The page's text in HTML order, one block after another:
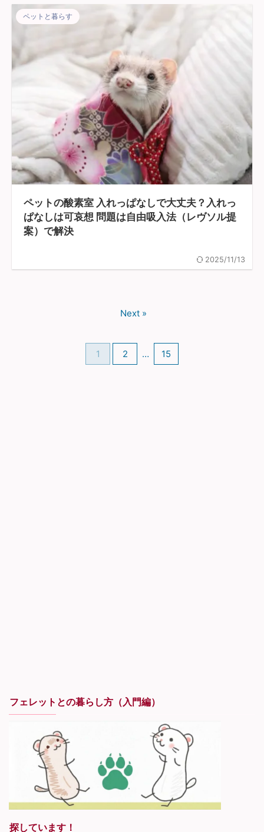
ペットと暮らす
ペットの酸素室 入れっぱなしで大丈夫？入れっ
ぱなしは可哀想 問題は自由吸入法（レヴソル提
案）で解決
2025/11/13
1 2 … 15
Next »
フェレットとの暮らし方（入門編）
探しています！